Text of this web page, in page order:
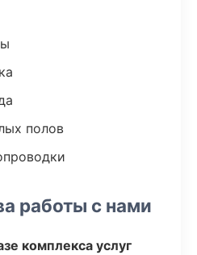
полов
работы с нами
комплекса услуг